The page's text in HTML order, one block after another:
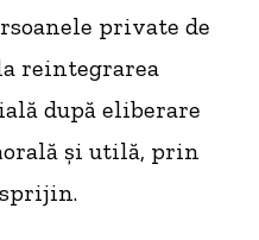
private de
reintegrarea
după eliberare
și utilă, prin